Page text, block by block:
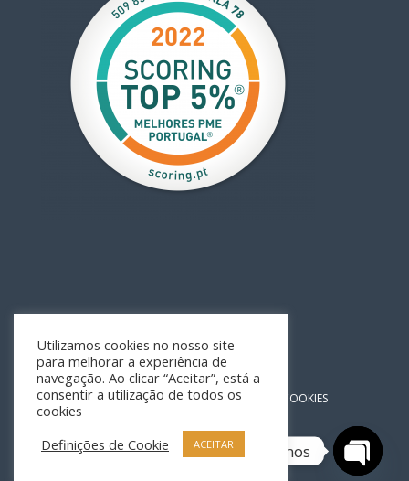
POLÍTICA DE PRIVACIDADE POLÍTICA DE COOKIES
Utilizamos cookies no nosso site
para melhorar a experiência de
navegação. Ao clicar “Aceitar”, está a
consentir a utilização de todos os
cookies
Definições de Cookie
ACEITARContacte-nos